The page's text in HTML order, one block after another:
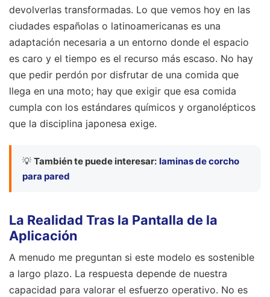
devolverlas transformadas. Lo que vemos hoy en las
ciudades españolas o latinoamericanas es una
adaptación necesaria a un entorno donde el espacio
es caro y el tiempo es el recurso más escaso. No hay
que pedir perdón por disfrutar de una comida que
llega en una moto; hay que exigir que esa comida
cumpla con los estándares químicos y organolépticos
que la disciplina japonesa exige.
💡 También te puede interesar: laminas de corcho
para pared
La Realidad Tras la Pantalla de la
Aplicación
A menudo me preguntan si este modelo es sostenible
a largo plazo. La respuesta depende de nuestra
capacidad para valorar el esfuerzo operativo. No es